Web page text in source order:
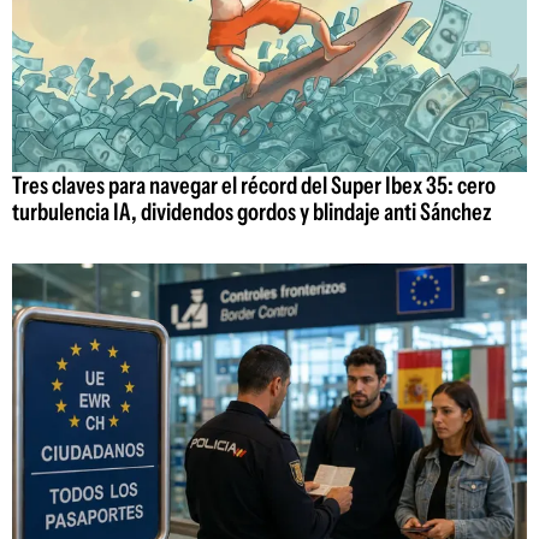
Tres claves para navegar el récord del Super Ibex 35: cero
turbulencia IA, dividendos gordos y blindaje anti Sánchez